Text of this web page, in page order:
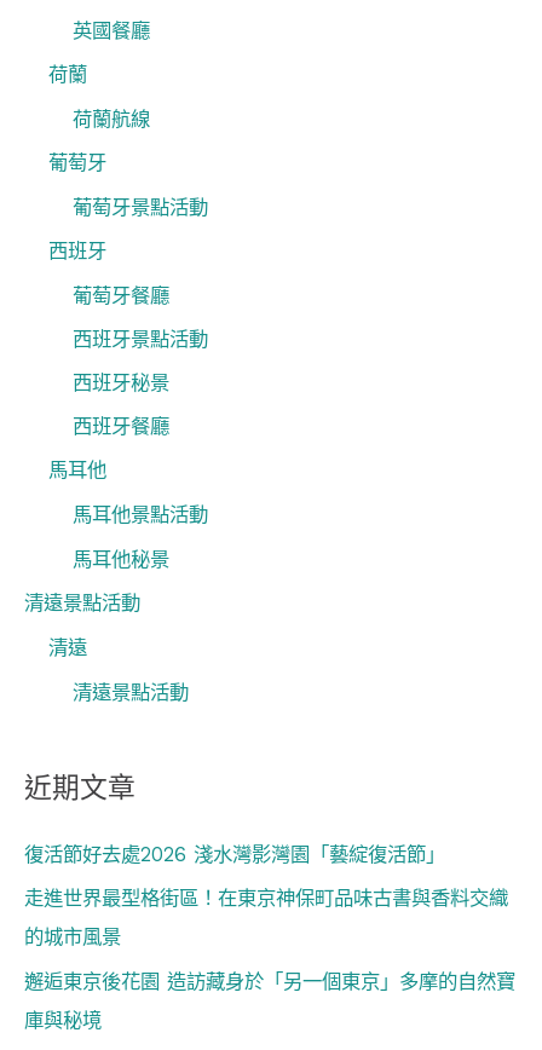
英國餐廳
荷蘭
荷蘭航線
葡萄牙
葡萄牙景點活動
西班牙
葡萄牙餐廳
西班牙景點活動
西班牙秘景
西班牙餐廳
馬耳他
馬耳他景點活動
馬耳他秘景
清遠景點活動
清遠
清遠景點活動
近期文章
復活節好去處2026 淺水灣影灣園「藝綻復活節」
走進世界最型格街區！在東京神保町品味古書與香料交織
的城市風景
邂逅東京後花園 造訪藏身於「另一個東京」多摩的自然寶
庫與秘境